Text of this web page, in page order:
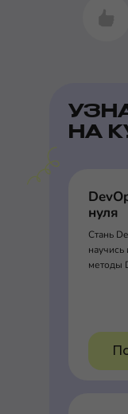
НА
нуля
Стань
научись
методы